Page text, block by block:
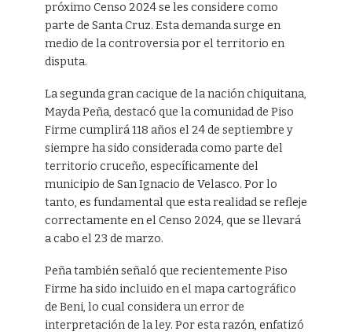
próximo Censo 2024 se les considere como
parte de Santa Cruz. Esta demanda surge en
medio de la controversia por el territorio en
disputa.
La segunda gran cacique de la nación chiquitana,
Mayda Peña, destacó que la comunidad de Piso
Firme cumplirá 118 años el 24 de septiembre y
siempre ha sido considerada como parte del
territorio cruceño, específicamente del
municipio de San Ignacio de Velasco. Por lo
tanto, es fundamental que esta realidad se refleje
correctamente en el Censo 2024, que se llevará
a cabo el 23 de marzo.
Peña también señaló que recientemente Piso
Firme ha sido incluido en el mapa cartográfico
de Beni, lo cual considera un error de
interpretación de la ley. Por esta razón, enfatizó